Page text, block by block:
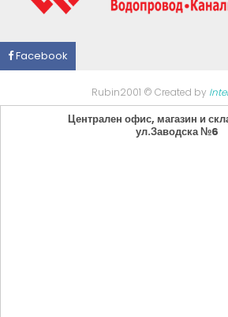
Facebook
Rubin2001 © Created by
Централен офис, магазин и
ул.Заводска №6